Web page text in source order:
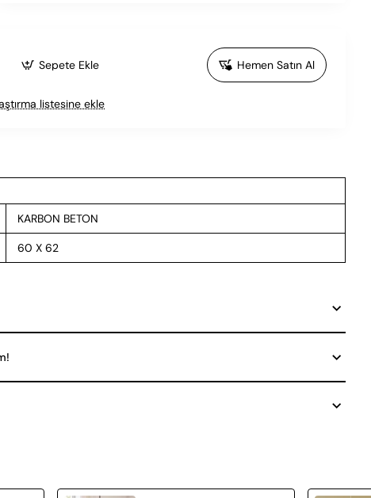
Sepete Ekle Hemen Satın Al
listesine ekle
KARBON BETON
60 X 62